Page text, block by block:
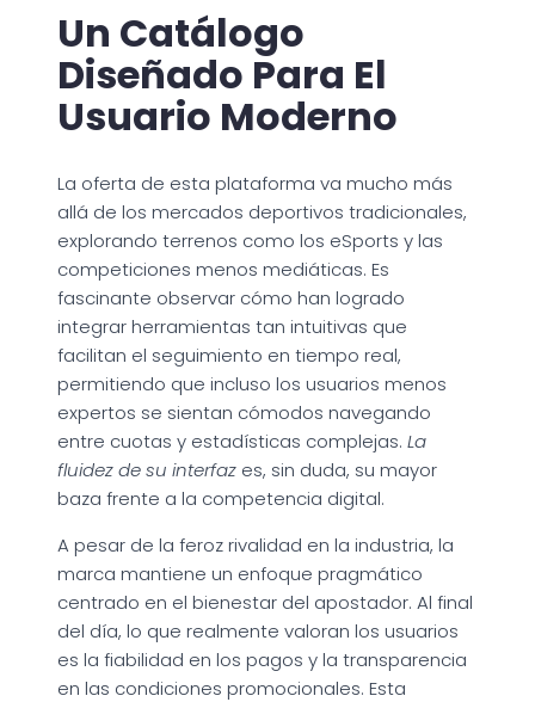
Un Catálogo
Diseñado Para El
Usuario Moderno
La oferta de esta plataforma va mucho más
allá de los mercados deportivos tradicionales,
explorando terrenos como los eSports y las
competiciones menos mediáticas. Es
fascinante observar cómo han logrado
integrar herramientas tan intuitivas que
facilitan el seguimiento en tiempo real,
permitiendo que incluso los usuarios menos
expertos se sientan cómodos navegando
entre cuotas y estadísticas complejas. La
fluidez de su interfaz es, sin duda, su mayor
baza frente a la competencia digital.
A pesar de la feroz rivalidad en la industria, la
marca mantiene un enfoque pragmático
centrado en el bienestar del apostador. Al final
del día, lo que realmente valoran los usuarios
es la fiabilidad en los pagos y la transparencia
en las condiciones promocionales. Esta